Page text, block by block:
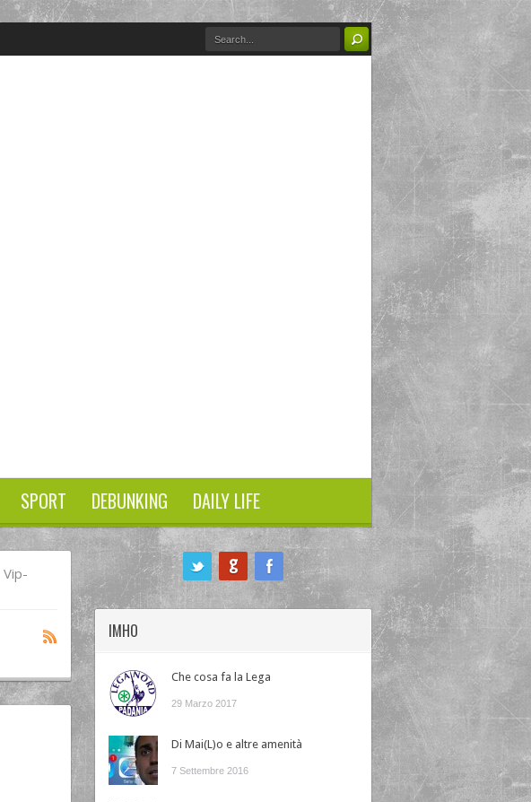
SPORT DEBUNKING DAILY LIFE
Vip-
IMHO
Che cosa fa la Lega
29 Marzo 2017
Di Mai(L)o e altre amenità
7 Settembre 2016